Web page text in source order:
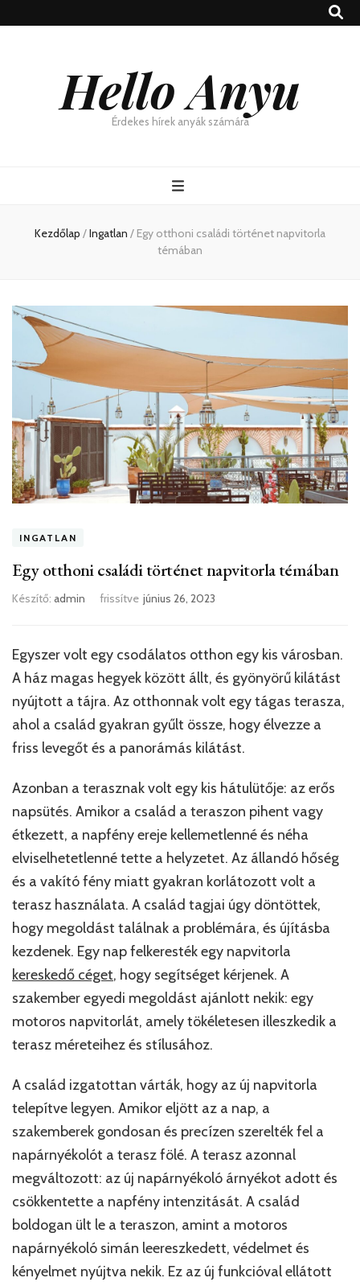
Hello Anyu
Érdekes hírek anyák számára
Kezdőlap /Ingatlan / Egy otthoni családi történet napvitorla
témában
INGATLAN
Egy otthoni családi történet napvitorla témában
Készítő: admin frissítve június 26, 2023
Egyszer volt egy csodálatos otthon egy kis városban.
A ház magas hegyek között állt, és gyönyörű kilátást
nyújtott a tájra. Az otthonnak volt egy tágas terasza,
ahol a család gyakran gyűlt össze, hogy élvezze a
friss levegőt és a panorámás kilátást.
Azonban a terasznak volt egy kis hátulütője: az erős
napsütés. Amikor a család a teraszon pihent vagy
étkezett, a napfény ereje kellemetlenné és néha
elviselhetetlenné tette a helyzetet. Az állandó hőség
és a vakító fény miatt gyakran korlátozott volt a
terasz használata. A család tagjai úgy döntöttek,
hogy megoldást találnak a problémára, és újításba
kezdenek. Egy nap felkeresték egy napvitorla
kereskedő céget, hogy segítséget kérjenek. A
szakember egyedi megoldást ajánlott nekik: egy
motoros napvitorlát, amely tökéletesen illeszkedik a
terasz méreteihez és stílusához.
A család izgatottan várták, hogy az új napvitorla
telepítve legyen. Amikor eljött az a nap, a
szakemberek gondosan és precízen szerelték fel a
napárnyékolót a terasz fölé. A terasz azonnal
megváltozott: az új napárnyékoló árnyékot adott és
csökkentette a napfény intenzitását. A család
boldogan ült le a teraszon, amint a motoros
napárnyékoló simán leereszkedett, védelmet és
kényelmet nyújtva nekik. Ez az új funkcióval ellátott